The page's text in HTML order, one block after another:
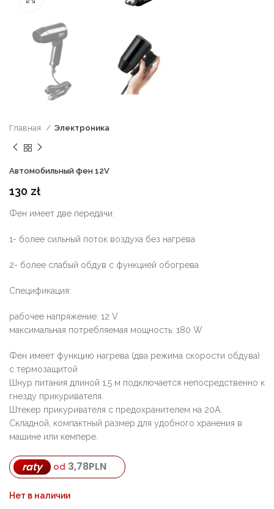
Главная Электроника
Автомобильный фен 12V
130 zł
Фен имеет две передачи:
1- более сильный поток воздуха без нагрева
2- более слабый обдув с функцией обогрева
Спецификация:
рабочее напряжение: 12 V
максимальная потребляемая мощность: 180 W
Фен имеет функцию нагрева (два режима скорости обдува)
с термозащитой
Шнур питания длиной 1,5 м подключается непосредственно к
гнезду прикуривателя.
Штекер прикуривателя с предохранителем на 20А.
Складной, компактный размер для удобного хранения в
машине или кемпере.
raty od 3,78PLN
Нет в наличии